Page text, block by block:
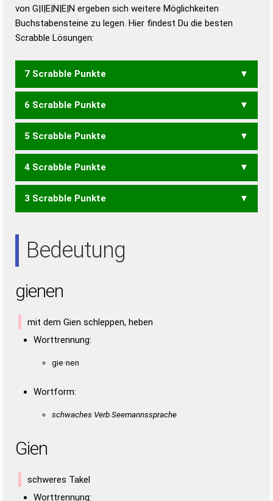
Duden – Die deutsche Grammatik
Duden – Deutsches
von G|I|E|N|E|N ergeben sich weitere Möglichkeiten
Buchstabensteine zu legen. Hier findest Du die besten
Scrabble Lösungen:
7 Scrabble Punkte
EIGNEN GENIEN NEIGEN
6 Scrabble Punkte
EIGEN EIGNE ENGEN
5 Scrabble Punkte
EIGN ENGE GEIE GEIN
4 Scrabble Punkte
ENG GEI GEN GIN EINE
3 Scrabble Punkte
Bedeutung
gienen
mit dem Gien schleppen, heben
Worttrennung:
gie·nen
Wortform:
schwaches Verb Seemannssprache
Gien
schweres Takel
Worttrennung: